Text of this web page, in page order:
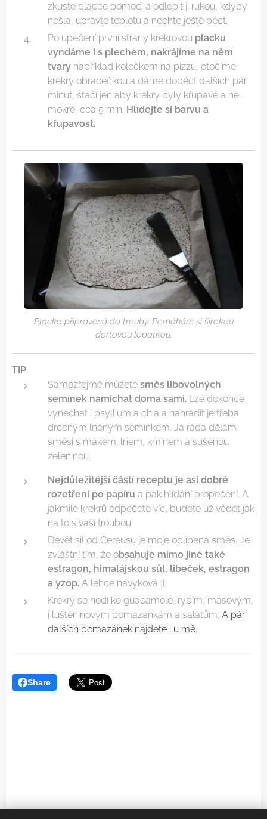
zkuste placce pomoci a odlepit ji rukou, kdyby
nešla, upravte teplotu a nechte ještě péct.
Po upečení první strany krekrovou placku
vyndáme i s plechem, nakrájíme na něm
tvary například kolečkem na pizzu, otočíme
krekry obracečkou a dáme dopéct dalších pár
minut, stačí jen aby krekry byly křupavé a ne
mokré, cca 5 min. Hlídejte si barvu a
křupavost.
Placka připravená do trouby. Pomáhám si širokou
dortovou lopatkou.
TIP
Samozřejmě můžete směs libovolných
semínek namíchat doma sami. Lze dokonce
vynechat i psyllium a chia a nahradit je třeba
drceným lněným semínkem. Já ráda dělám
směsi s mákem. lnem, kmínem a sušenou
zeleninou.
Nejdůležitější částí receptu je asi dobré
rozetření po papíru a pak hlídání propečení. A
jakmile krekrů odpečete víc, budete už vědět jak
na to s vaší troubou.
Devět sil od Cereusu je moje oblíbená směs. Je
zvláštní tím, že obsahuje mimo jiné také
estragon, himalájskou sůl, libeček, estragon
a yzop. A lehce návyková :)
Krekry se hodí ke guacamole, rybím, masovým,
i luštěninovým pomazánkám a salátům. A pár
dalších pomazánek najdete i u mě.
Share